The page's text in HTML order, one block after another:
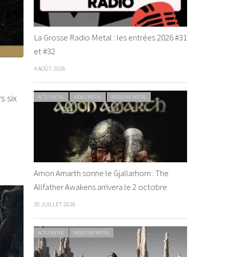
six
La Grosse Radio Metal : les entrées 2026 #31
et #32
4 AOÛT 2026
ACTU METAL VIDEO METAL WEBZINE METAL
Amon Amarth sonne le Gjallarhorn : The
Allfather Awakens arrivera le 2 octobre
30 JUILLET 2026
ACTU METAL WEBZINE METAL